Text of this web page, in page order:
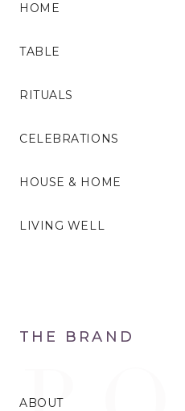
HOME
TABLE
RITUALS
CELEBRATIONS
HOUSE & HOME
LIVING WELL
THE BRAND
ABOUT